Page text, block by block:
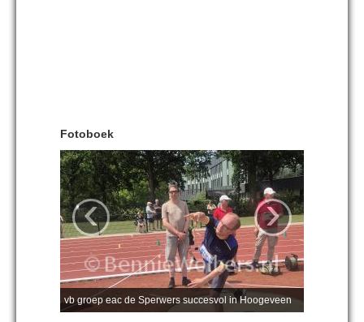
Fotoboek
vb groep eac de Sperwers succesvol in Hoogeveen
‹ ›